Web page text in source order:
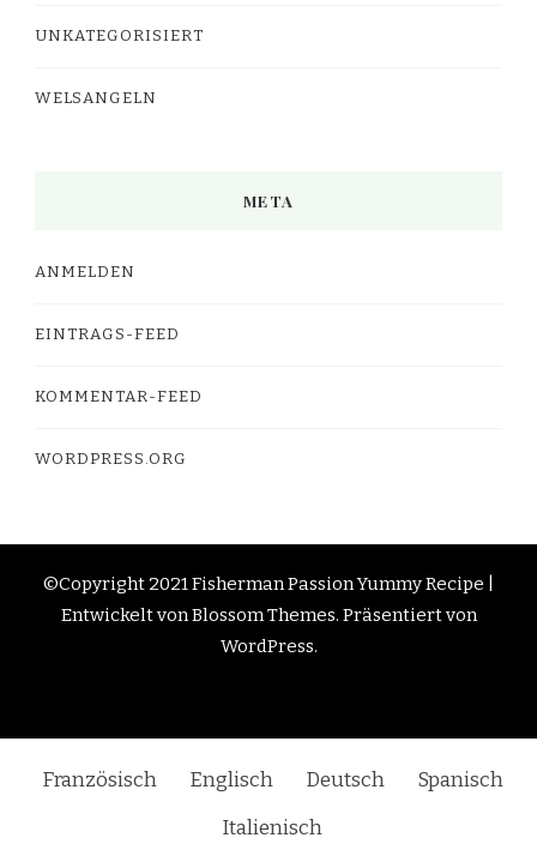
UNKATEGORISIERT
WELSANGELN
META
ANMELDEN
EINTRAGS-FEED
KOMMENTAR-FEED
WORDPRESS.ORG
©Copyright 2021 Fisherman PassionYummy Recipe |
Entwickelt vonBlossom Themes. Präsentiert von
WordPress.
Französisch Englisch Deutsch
Spanisch
Italienisch